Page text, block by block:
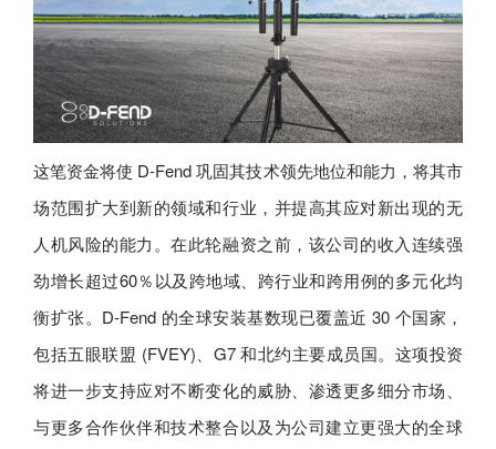
这笔资金将使 D-Fend 巩固其技术领先地位和能力，将其市
场范围扩大到新的领域和行业，并提高其应对新出现的无
人机风险的能力。在此轮融资之前，该公司的收入连续强
劲增长超过60％以及跨地域、跨行业和跨用例的多元化均
衡扩张。D-Fend 的全球安装基数现已覆盖近 30 个国家，
包括五眼联盟 (FVEY)、G7 和北约主要成员国。这项投资
将进一步支持应对不断变化的威胁、渗透更多细分市场、
与更多合作伙伴和技术整合以及为公司建立更强大的全球